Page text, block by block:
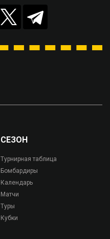
СЕЗОН
Турнирная таблица
Бомбардиры
Календарь
Матчи
Туры
Кубки